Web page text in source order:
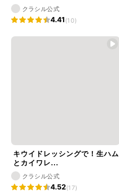
クラシル公式
4.41(10)
キウイドレッシングで！生ハム
とカイワレ...
クラシル公式
4.52(17)